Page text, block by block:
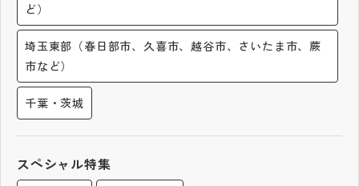
運営会社
ど）
埼玉東部（春日部市、久喜市、越谷市、さいたま市、蕨
市など）
千葉・茨城
スペシャル特集